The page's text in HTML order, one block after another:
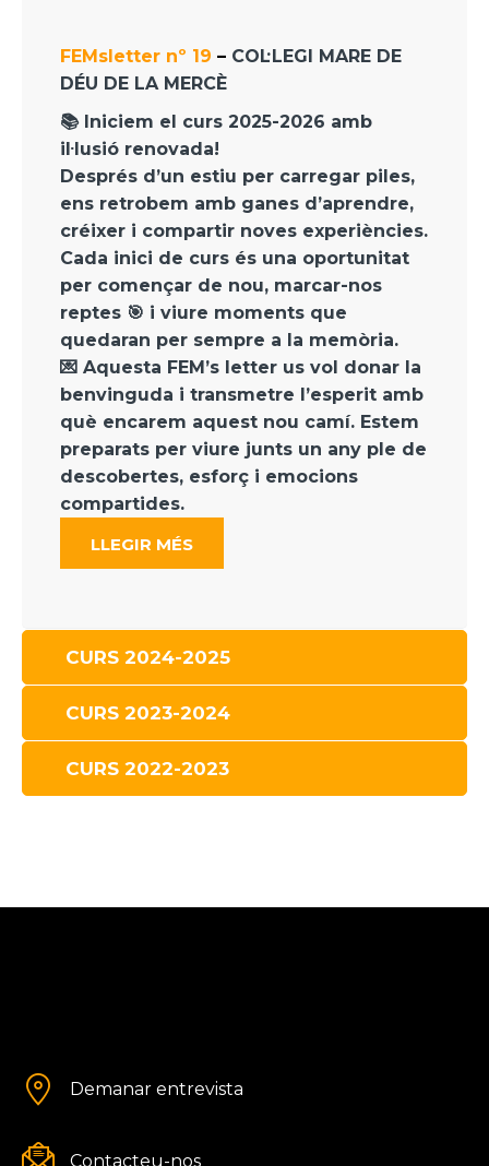
FEMsletter nº 19 – COL·LEGI MARE DE
DÉU DE LA MERCÈ
📚 Iniciem el curs 2025-2026 amb
il·lusió renovada!
Després d’un estiu per carregar piles,
ens retrobem amb ganes d’aprendre,
créixer i compartir noves experiències.
Cada inici de curs és una oportunitat
per començar de nou, marcar-nos
reptes 🎯 i viure moments que
quedaran per sempre a la memòria.
💌 Aquesta FEM’s letter us vol donar la
benvinguda i transmetre l’esperit amb
què encarem aquest nou camí. Estem
preparats per viure junts un any ple de
descobertes, esforç i emocions
compartides.
LLEGIR MÉS
CURS 2024-2025
CURS 2023-2024
CURS 2022-2023
Demanar entrevista
Contacteu-nos